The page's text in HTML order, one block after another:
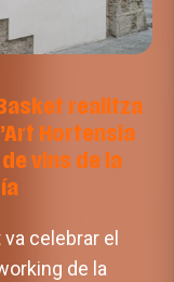
realitza
Hortensia
vins de la
celebrar el
de la